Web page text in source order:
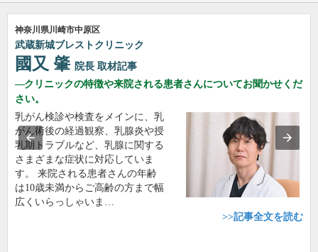
神奈川県川崎市中原区
武蔵新城ブレストクリニック
國又 肇 院長 取材記事
クリニックの特徴や来院される患者さんについてお聞かせくだ
さい。
乳がん検診や検査をメインに、乳
がん術後の経過観察、乳腺炎や授
乳期トラブルなど、乳腺に関する
さまざまな症状に対応していま
す。 来院される患者さんの年齢
は10歳未満からご高齢の方まで幅
広くいらっしゃいま…
>>記事全文を読む